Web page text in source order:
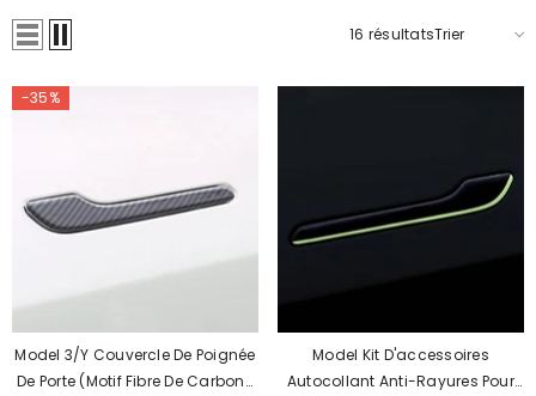
16 résultatsTrier
-35%
Model 3/Y Couvercle De Poignée
De Porte (motif Fibre De Carbone
Model Kit D'accessoires
Autocollant Anti-Rayures Pour